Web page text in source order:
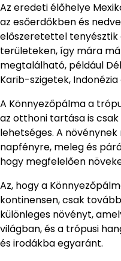
Az eredeti élőhelye
az esőerdőkben és
előszeretettel tenyésztik
területeken, így mára
megtalálható, például
Karib-szigetek,
A Könnyezőpálma a
az otthoni tartása is
lehetséges. A
napfényre, meleg és
hogy megfelelően
Az, hogy a
kontinensen, csak
különleges növényt,
világban, és a trópusi
és irodákba egyaránt.